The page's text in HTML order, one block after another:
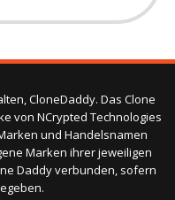
CloneDaddy. Das Clone
von NCrypted Technologies
und Handelsnamen
Marken ihrer jeweiligen
Daddy verbunden, sofern